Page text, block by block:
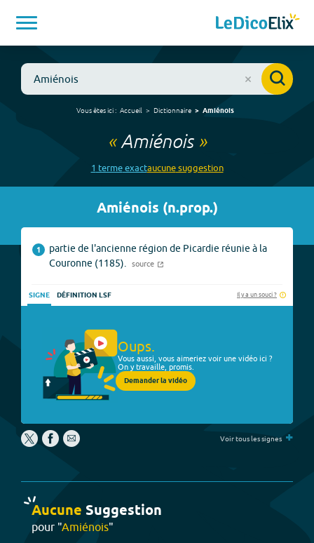
Vous êtes ici : Accueil Dictionnaire Amiénois
«Amiénois»
1 termeexactaucunesuggestion
Amiénois (n.prop.)
1
partie de l'ancienne région de Picardie réunie à la
Couronne (1185).
source
SIGNE DÉFINITION LSF Il y a un souci ?
Oups.
Vous aussi, vous aimeriez voir une vidéo ici ?
On y travaille, promis.
Demander la vidéo
Voir tous les signes +
Aucune Suggestion
pour "Amiénois"